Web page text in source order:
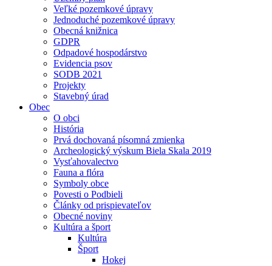
Veľké pozemkové úpravy
Jednoduché pozemkové úpravy
Obecná knižnica
GDPR
Odpadové hospodárstvo
Evidencia psov
SODB 2021
Projekty
Stavebný úrad
Obec
O obci
História
Prvá dochovaná písomná zmienka
Archeologický výskum Biela Skala 2019
Vysťahovalectvo
Fauna a flóra
Symboly obce
Povesti o Podbieli
Články od prispievateľov
Obecné noviny
Kultúra a šport
Kultúra
Šport
Hokej